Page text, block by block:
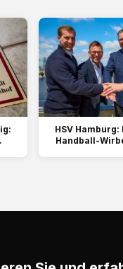
HSV Hamburg:
Handball-